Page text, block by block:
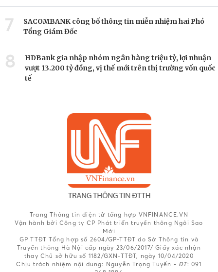
7
SACOMBANK công bố thông tin miễn nhiệm hai Phó
Tổng Giám Đốc
8
HDBank gia nhập nhóm ngân hàng triệu tỷ, lợi nhuận
vượt 13.200 tỷ đồng, vị thế mới trên thị trường vốn quốc
tế
Trang Thông tin điện tử tổng hợp VNFINANCE.VN
Vận hành bởi Công ty CP Phát triển truyền thông Ngôi Sao
Mới
GP TTĐT Tổng hợp số 2604/GP-TTĐT do Sở Thông tin và
Truyền thông Hà Nội cấp ngày 23/06/2017/ Giấy xác nhận
thay Chủ sở hữu số 1182/GXN-TTĐT, ngày 10/04/2020
Chịu trách nhiệm nội dung: Nguyễn Trọng Tuyến - ĐT: 091